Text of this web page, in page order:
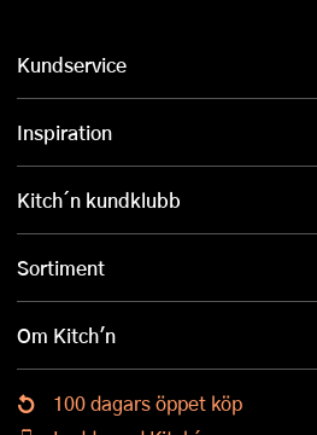
Kundservice
Inspiration
Kitch´n kundklubb
Sortiment
Om Kitch'n
100 dagars öppet köp